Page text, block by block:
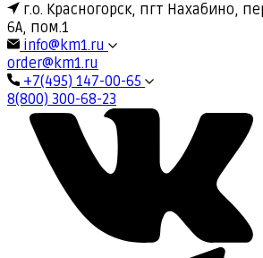
г.о. Красногорск, пгт Нахабино,
6А, пом.1
info@km1.ru
order@km1.ru
+7(495) 147-00-65
8(800) 300-68-23